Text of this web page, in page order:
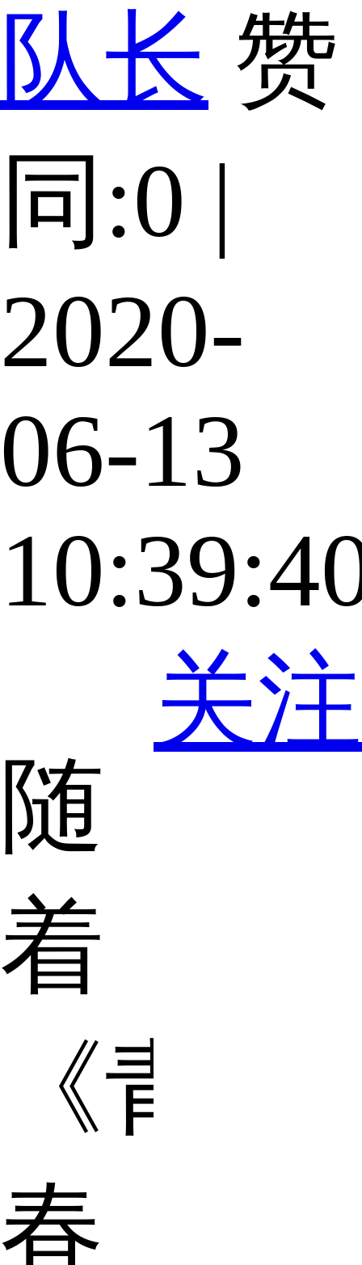
队长 赞
同:0 |
2020-
06-13
关注
随
着
《青
春